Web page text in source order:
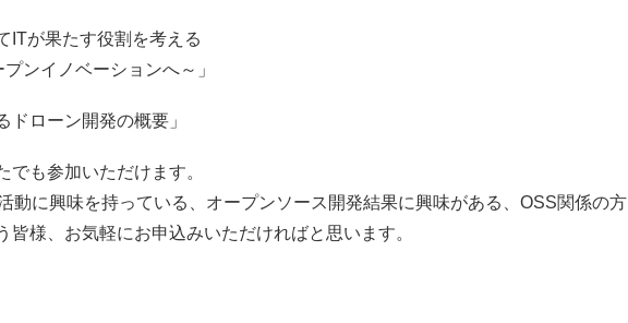
ITが果たす役割を考える
ンイノベーションへ～」
ドローン開発の概要」
でも参加いただけます。
動に興味を持っている、オープンソース開発結果に興味がある、OSS関係の方
皆様、お気軽にお申込みいただければと思います。